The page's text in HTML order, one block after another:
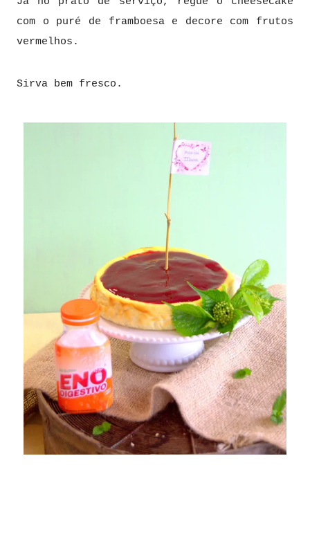
com o puré de framboesa e decore com frutos
vermelhos.
Sirva bem fresco.